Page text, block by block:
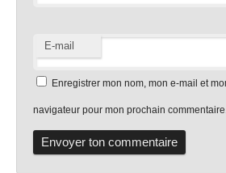
E-mail
Enregistrer mon nom, mon e-mail et
navigateur pour mon prochain